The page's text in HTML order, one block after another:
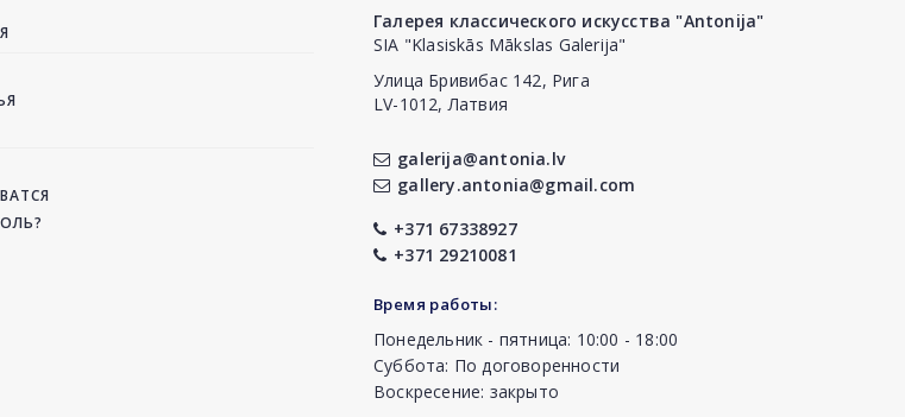
Галерея классического искусства "Antonija"
SIA "Klasiskās Mākslas Galerija"
Улица Бривибас 142, Рига
LV-1012, Латвия
galerija@antonia.lv
gallery.antonia@gmail.com
+371 67338927
+371 29210081
Время работы:
Понедельник - пятница: 10:00 - 18:00
Суббота: По договоренности
Воскресение: закрыто